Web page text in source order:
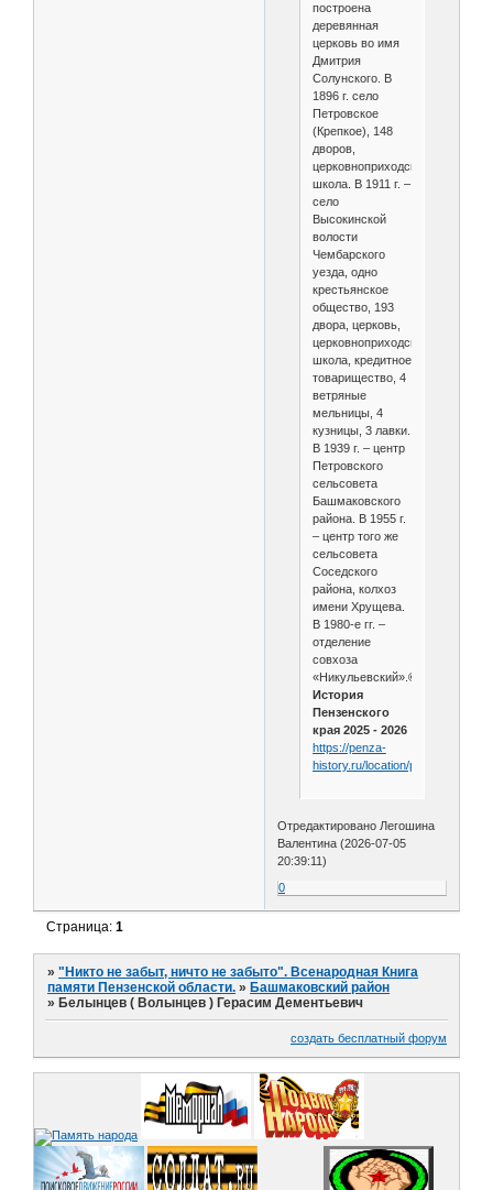
построена
деревянная
церковь во имя
Дмитрия
Солунского. В
1896 г. село
Петровское
(Крепкое), 148
дворов,
церковноприходская
школа. В 1911 г. –
село
Высокинской
волости
Чембарского
уезда, одно
крестьянское
общество, 193
двора, церковь,
церковноприходская
школа, кредитное
товарищество, 4
ветряные
мельницы, 4
кузницы, 3 лавки.
В 1939 г. – центр
Петровского
сельсовета
Башмаковского
района. В 1955 г.
– центр того же
сельсовета
Соседского
района, колхоз
имени Хрущева.
В 1980-е гг. –
отделение
совхоза
«Никульевский». ©
История
Пензенского
края 2025 - 2026
https://penza-
history.ru/location/petrovskoe/
Отредактировано Легошина
Валентина (2026-07-05
20:39:11)
0
Страница:1
»"Никто не забыт, ничто не забыто". Всенародная Книга
памяти Пензенской области. » Башмаковский район
» Белынцев ( Волынцев ) Герасим Дементьевич
создать бесплатный форум